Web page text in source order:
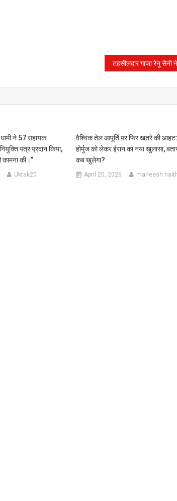
ने 57 सहायक
पत्र प्रदान किया,
की।”
Uktak20
वैश्विक तेल आपूर्ति पर फिर खतरे की
होर्मुज को लेकर ईरान का नया खुलासा,
कब खुलेगा?
April 20, 2026 maneesh